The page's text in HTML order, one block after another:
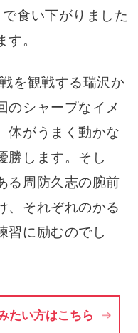
食い下がりました
。
を観戦する瑞沢か
のシャープなイメ
体がうまく動かな
勝します。そし
る周防久志の腕前
、それぞれのかる
習に励むのでし
たい方はこちら